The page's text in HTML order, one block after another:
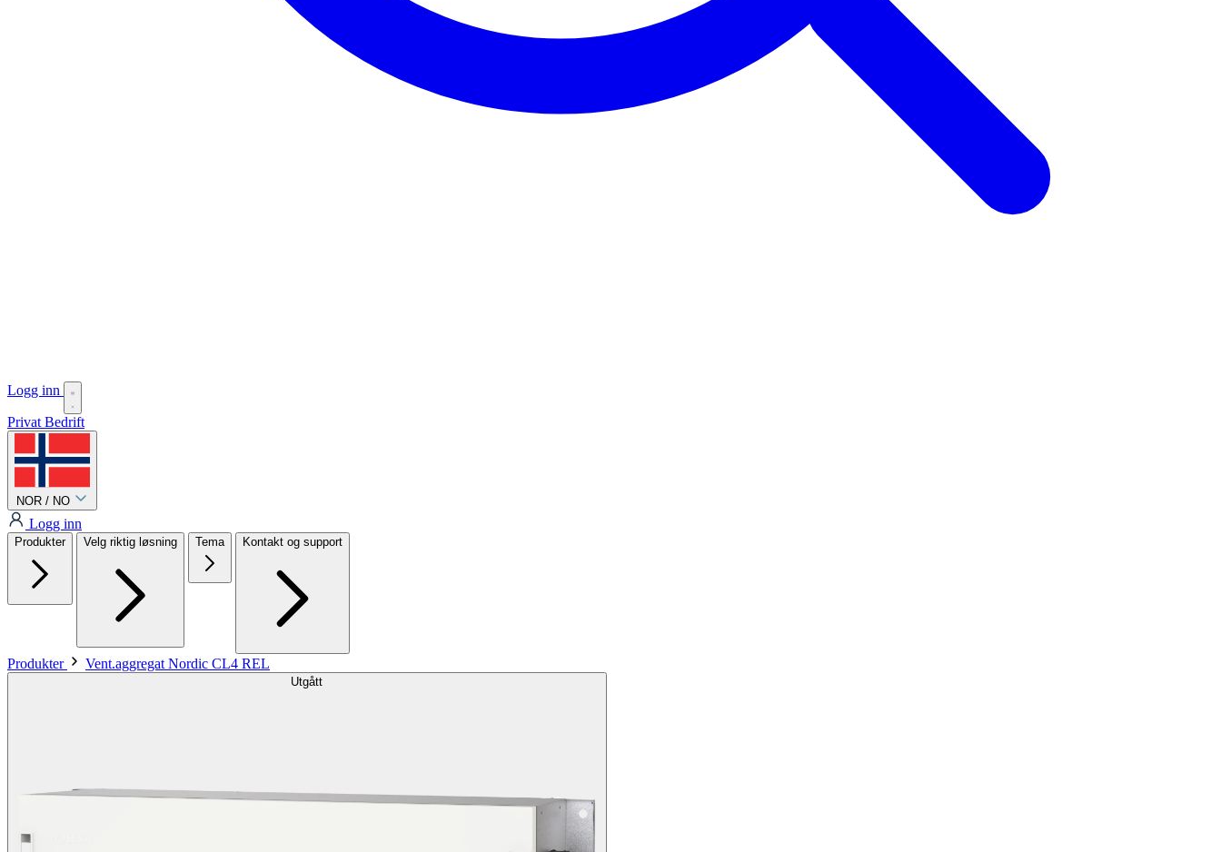
Logg inn
Privat Bedrift
NOR / NO
Logg inn
Produkter Velg riktig løsning Tema Kontakt og support
Produkter Vent.aggregat Nordic CL4 REL
Utgått